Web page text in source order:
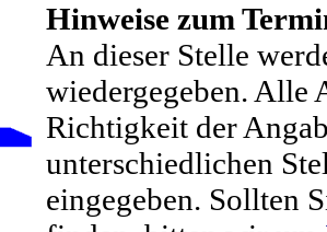
Hinweise zum
An dieser Stelle
wiedergegeben. Alle
Richtigkeit der
unterschiedlichen
eingegeben. Sollten